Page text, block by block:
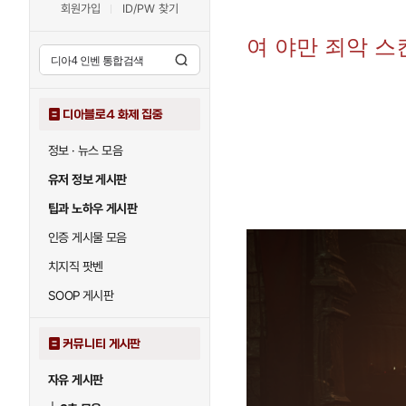
회원가입 ID/PW 찾기
디아블로4 화제 집중
정보 · 뉴스 모음
유저 정보 게시판
팁과 노하우 게시판
인증 게시물 모음
치지직 팟벤
SOOP 게시판
커뮤니티 게시판
자유 게시판
여 야만 죄악 스